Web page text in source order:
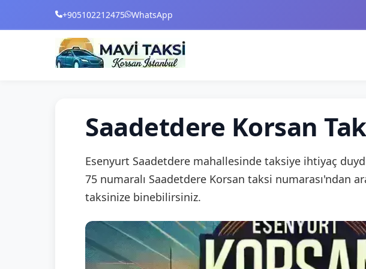
+905102212475 WhatsApp
Saadetdere Korsan
Esenyurt Saadetdere mahallesinde taksiye ihtiyaç
75 numaralı Saadetdere Korsan taksi numarası'ndan
taksinize binebilirsiniz.